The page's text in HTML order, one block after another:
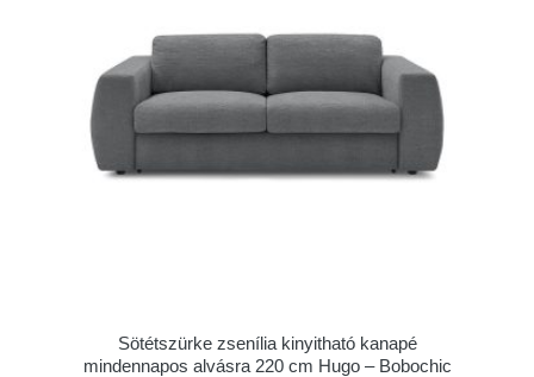
Sötétszürke zsenília kinyitható kanapé
mindennapos alvásra 220 cm Hugo – Bobochic